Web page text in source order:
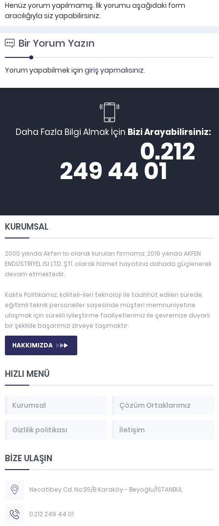
Henüz yorum yapılmamış. İlk yorumu aşağıdaki form
aracılığıyla siz yapabilirsiniz.
Bir Yorum Yazın
Yorum yapabilmek için giriş yapmalısınız.
Daha Fazla Bilgi Almak İçin Bizi Arayabilirsiniz:
0.212
249 44 01
KURUMSAL
2000 yılında Akfen Isı olarak kurulan firmamız, 2016 yılında AKFEN
ENDÜSTRİYEL ISI LTD. ŞTİ. olarak hizmet hayatına dahada güçlenerek
devam etmektedir.
Kalite Politikamız; kaliteli-ileri teknoloji ile taahhüt edilen sürede,
eğitimli teknik personeller sayesinde müşteri memnuniyetine
ulaşmak için sürekli iyileştirme faaliyetlerimiz ile çevremize duyarlı
bir şekilde başarımızı zirveye taşımaktır.
HAKKIMIZDA
HIZLI MENÜ
Kurumsal Çözüm Ortaklarımız
Gizlilik politikası İletişim
BİZE ULAŞIN
Necatibey Cd. No:35/B Karaköy - Beyoğlu/İSTANBUL
0.212 249 44 01